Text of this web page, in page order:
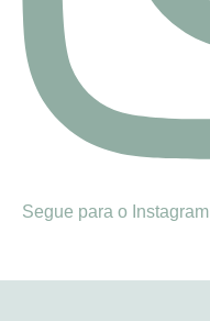
Segue para o Instagram